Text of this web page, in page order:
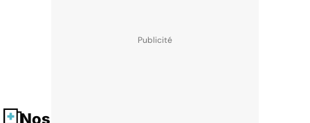
Nos fiches santé